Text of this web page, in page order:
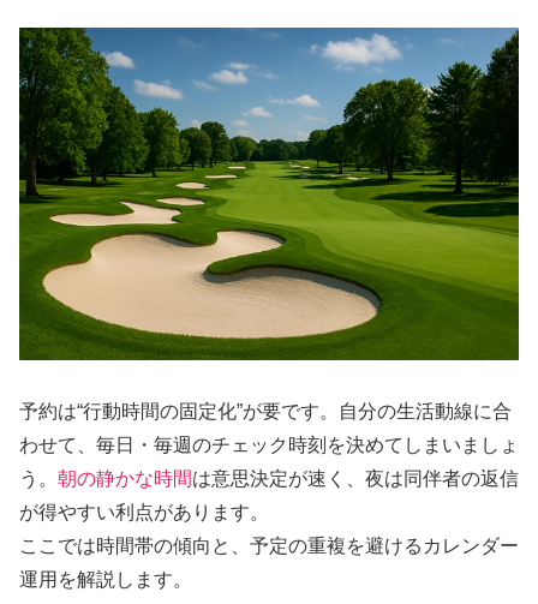
予約は“行動時間の固定化”が要です。自分の生活動線に合
わせて、毎日・毎週のチェック時刻を決めてしまいましょ
う。 朝の静かな時間は意思決定が速く、夜は同伴者の返信
が得やすい利点があります。
ここでは時間帯の傾向と、予定の重複を避けるカレンダー
運用を解説します。